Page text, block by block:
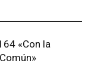
«Con la